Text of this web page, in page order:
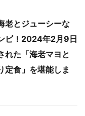
老とジューシーな
ビ！2024年2月9日
れた「海老マヨと
定食」を堪能しま